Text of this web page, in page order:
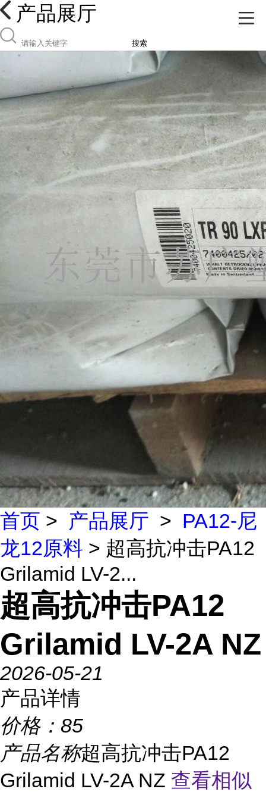
产品展厅
搜索
首页 > 产品展厅 > PA12-尼
龙12原料 > 超高抗冲击PA12
Grilamid LV-2...
超高抗冲击PA12
Grilamid LV-2A NZ
2026-05-21
产品详情
价格： 85
产品名称超高抗冲击PA12
Grilamid LV-2A NZ 查看相似